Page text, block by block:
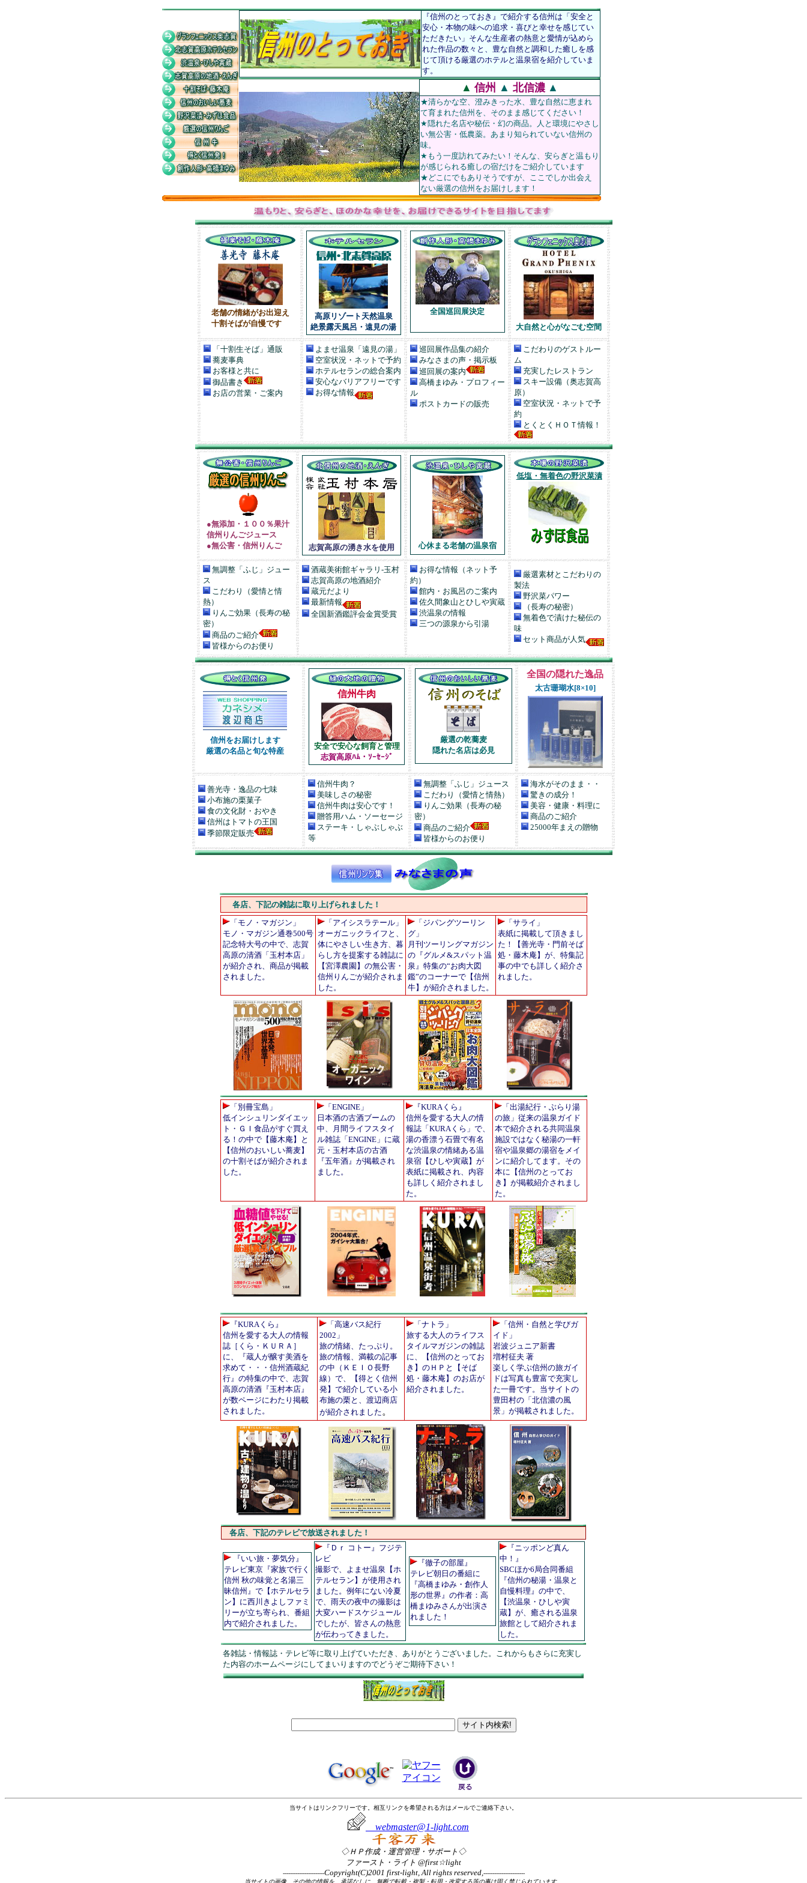
『信州のとっておき』で紹介する信州は「安全と
安心・本物の味への追求・喜びと幸せを感じてい
ただきたい」そんな生産者の熱意と愛情が込めら
れた作品の数々と、豊な自然と調和した癒しを感
じて頂ける厳選のホテルと温泉宿を紹介していま
す。
▲ 信州 ▲ 北信濃 ▲
★清らかな空、澄みきった水、豊な自然に恵まれ
て育まれた信州を、そのまま感じてください！
★隠れた名店や秘伝・幻の商品。人と環境にやさし
い無公害・低農薬。あまり知られていない信州の
味。
★もう一度訪れてみたい！そんな、安らぎと温もり
が感じられる癒しの宿だけをご紹介しています
★どこにでもありそうですが、ここでしか出会え
ない厳選の信州をお届けします！
老舗の情緒がお出迎え
十割そばが自慢です
高原リゾート天然温泉
絶景露天風呂 ・遠見の湯
全国巡回展決定
大自然と心がなごむ空間
「十割生そば」通販
蕎麦事典
お客様と共に
御品書き
お店の営業・ご案内
よませ温泉「遠見の湯」
空室状況・ネットで予約
ホテルセランの総合案内
安心なバリアフリーです
お得な情報
巡回展作品集の紹介
みなさまの声・掲示板
巡回展の案内
高橋まゆみ・プロフィー
ル
ポストカードの販売
こだわりのゲストルー
ム
充実したレストラン
スキー設備（奥志賀高
原）
空室状況・ネットで予
約
とくとくＨＯＴ情報！
●無添加・１００％果汁
信州りんごジュース
●無公害・信州りんご
志賀高原の湧き水を使用 心休まる老舗の温泉宿
低塩・無着色の野沢菜漬
無調整「ふじ」ジュー
ス
こだわり（愛情と情
熱）
りんご効果（長寿の秘
密）
商品のご紹介
皆様からのお便り
酒蔵美術館ギャラリ-玉村
志賀高原の地酒紹介
蔵元だより
最新情報
全国新酒鑑評会金賞受賞
お得な情報（ネット予
約）
館内・お風呂のご案内
佐久間象山とひしや寅蔵
渋温泉の情報
三つの源泉から引湯
厳選素材とこだわりの
製法
野沢菜パワー
（長寿の秘密）
無着色で漬けた秘伝の
味
セット商品が人気
信州をお届けします
厳選の名品と旬な特産
信州牛肉
安全で安心な飼育と管理
志賀高原ﾊﾑ・ｿｰｾｰｼﾞ
厳選の乾蕎麦
隠れた名店は必見
全国の隠れた逸品
太古珊瑚水[8×10]
善光寺・逸品の七味
小布施の栗菓子
食の文化財・おやき
信州はトマトの王国
季節限定販売
信州牛肉？
美味しさの秘密
信州牛肉は安心です！
贈答用ハム・ソーセージ
ステーキ・しゃぶしゃぶ
等
無調整「ふじ」ジュース
こだわり（愛情と情熱）
りんご効果（長寿の秘
密）
商品のご紹介
皆様からのお便り
海水がそのまま・・
驚きの成分！
美容・健康・料理に
商品のご紹介
25000年まえの贈物
各店、下記の雑誌に取り上げられました！
「モノ・マガジン」
モノ・マガジン通巻500号
記念特大号の中で、志賀
高原の清酒「玉村本店」
が紹介され、商品が掲載
されました。
「アイシスラテール」
オーガニックライフと、
体にやさしい生き方、暮
らし方を提案する雑誌に
【宮澤農園】の無公害・
信州りんごが紹介されま
した。
「ジパングツーリン
グ」
月刊ツーリングマガジン
の『グルメ&スパット温
泉』特集の“お肉大図
鑑”のコーナーで【信州
牛】が紹介されました。
「サライ」
表紙に掲載して頂きまし
た！【善光寺・門前そば
処・藤木庵】が、特集記
事の中でも詳しく紹介さ
れました。
「別冊宝島」
低インシュリンダイエッ
ト・ＧＩ食品がすぐ買え
る！の中で【藤木庵】と
【信州のおいしい蕎麦】
の十割そばが紹介されま
した。
「ENGINE」
日本酒の古酒ブームの
中、月間ライフスタイ
ル雑誌「ENGINE」に蔵
元・玉村本店の古酒
『五年酒』が掲載され
ました。
『KURAくら』
信州を愛する大人の情
報誌「KURAくら」で、
湯の香漂う石畳で有名
な渋温泉の情緒ある温
泉宿【ひしや寅蔵】が
表紙に掲載され、内容
も詳しく紹介されまし
た。
「出湯紀行・ぶらり湯
の旅」従来の温泉ガイド
本で紹介される共同温泉
施設ではなく秘湯の一軒
宿や温泉郷の湯宿をメイ
ンに紹介してます。その
本に【信州のとってお
き】が掲載紹介されまし
た。
『KURAくら』
信州を愛する大人の情報
誌［くら・ＫＵＲＡ］
に、『蔵人が醸す美酒を
求めて・・・信州酒蔵紀
行』の特集の中で、志賀
高原の清酒『玉村本店』
が数ページにわたり掲載
されました。
「高速バス紀行
2002」
旅の情緒、たっぷり。
旅の情報、満載の記事
の中（ＫＥＩＯ長野
線）で、【得とく信州
発】で紹介している小
布施の栗と、渡辺商店
が紹介されました 。
「ナトラ」
旅する大人のライフス
タイルマガジンの雑誌
に、【信州のとってお
き】のＨＰと【そば
処・藤木庵】のお店が
紹介されました。
「信州・自然と学びガ
イド」
岩波ジュニア新書
増村征夫 著
楽しく学ぶ信州の旅ガイ
ドは写真も豊富で充実し
た一冊です。当サイトの
豊田村の「北信濃の風
景」が掲載されました。
各店、下記のテレビで放送されました！
『いい旅・夢気分』
テレビ東京『家族で行く
信州 秋の味覚と名湯三
昧信州』で【ホテルセラ
ン】に西川きよしファミ
リーが立ち寄られ、番組
内で紹介されました。
『Ｄｒ コトー』フジテ
レビ
撮影で、よませ温泉【ホ
テルセラン】が使用され
ました。例年にない冷夏
で、雨天の夜中の撮影は
大変ハードスケジュール
でしたが、皆さんの熱意
が伝わってきました。
『徹子の部屋』
テレビ朝日の番組に
『高橋まゆみ・創作人
形の世界』の作者：高
橋まゆみさんが出演さ
れました！
『ニッポンど真ん
中！』
SBCほか6局合同番組
『信州の秘湯・温泉と
自慢料理』の中で、
【渋温泉・ひしや寅
蔵】が、癒される温泉
旅館として紹介されま
した。
各雑誌・情報誌・テレビ等に取り上げていただき、ありがとうございました。これからもさらに充実し
た内容のホームページにしてまいりますのでどうぞご期待下さい！
当サイトはリンクフリーです。相互リンクを希望される方はメールでご連絡下さい。
webmaster@1-light.com
◇ＨＰ作成・運営管理・サポート◇
ファースト・ライト @first☆light
-----------------------Copyright(C)2001 first-light, All rights reserved,-----------------------
当サイトの画像、その他の情報を、承諾なしに、無断で転載・複製・転用・改変する等の事は固く禁じられています。